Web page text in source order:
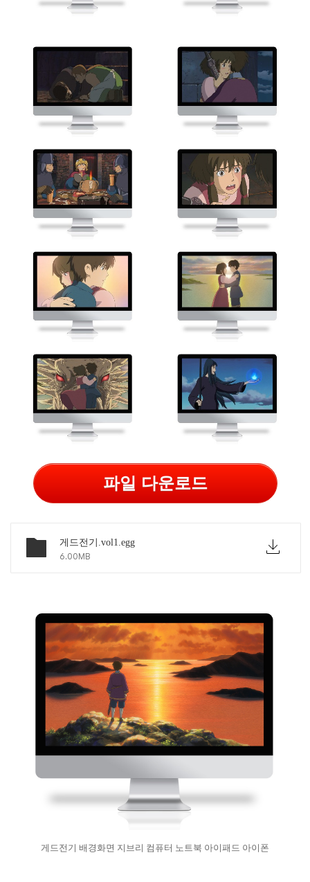
파일 다운로드
게드전기.vol1.egg
6.00MB
게드전기 배경화면 지브리 컴퓨터 노트북 아이패드 아이폰